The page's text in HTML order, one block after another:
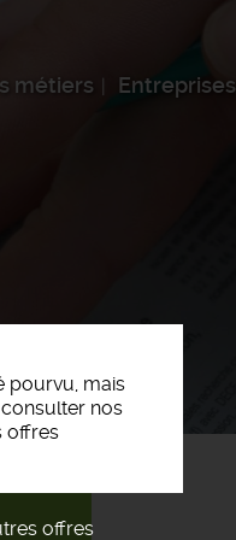
métiers Entreprises
pourvu, mais
nos
offres
offres